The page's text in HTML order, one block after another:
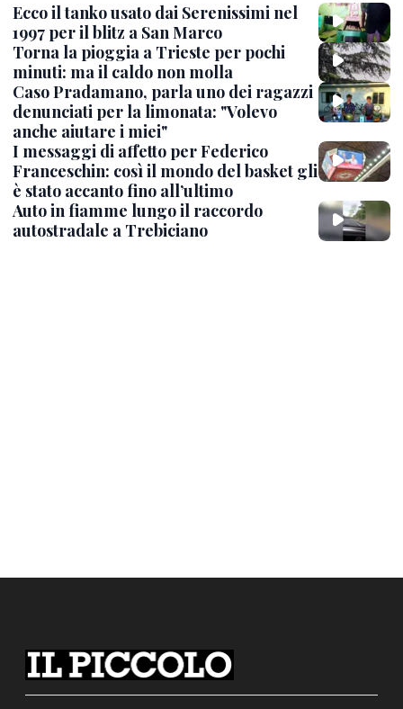
Ecco il tanko usato dai Serenissimi nel
1997 per il blitz a San Marco
Torna la pioggia a Trieste per pochi
minuti: ma il caldo non molla
Caso Pradamano, parla uno dei ragazzi
denunciati per la limonata: "Volevo
anche aiutare i miei"
I messaggi di affetto per Federico
Franceschin: così il mondo del basket gli
è stato accanto fino all’ultimo
Auto in fiamme lungo il raccordo
autostradale a Trebiciano